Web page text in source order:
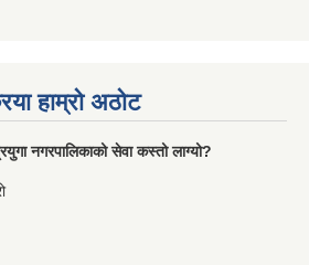
हाम्रो अठोट
नगरपालिकाको सेवा कस्तो लाग्यो?